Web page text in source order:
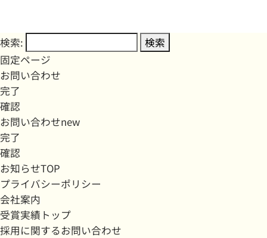
検索:
固定ページ
お問い合わせ
完了
確認
お問い合わせnew
完了
確認
お知らせTOP
プライバシーポリシー
会社案内
受賞実績トップ
採用に関するお問い合わせ